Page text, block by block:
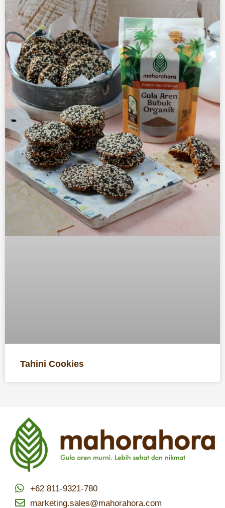
Tahini Cookies
+62 811-9321-780
marketing.sales@mahorahora.com